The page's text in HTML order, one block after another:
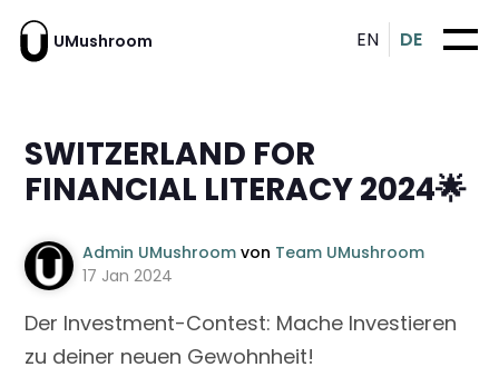
UMushroom EN DE
SWITZERLAND FOR
FINANCIAL LITERACY 2024🌟
Admin UMushroomvon Team UMushroom
17 Jan 2024
Der Investment-Contest: Mache Investieren
zu deiner neuen Gewohnheit!